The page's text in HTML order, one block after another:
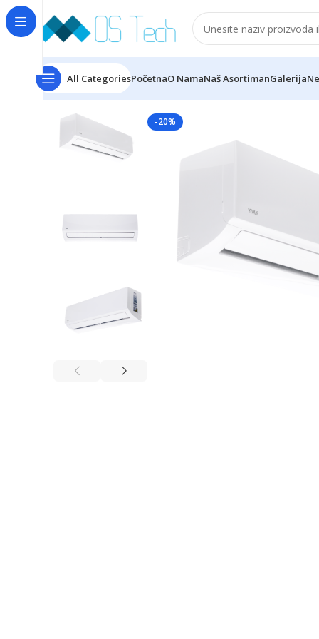
All CategoriesPočetnaO NamaNaš AsortimanGalerija
Početna Klime
-20%